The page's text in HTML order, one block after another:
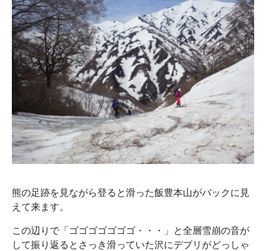
熊の足跡を見ながら登ると滑った飯豊本山がバックに見
えて来ます。
この辺りで「ゴゴゴゴゴゴゴ・・・」と全層雪崩の音が
して振り返るとさっき滑っていた沢にデブリがどっしゃ